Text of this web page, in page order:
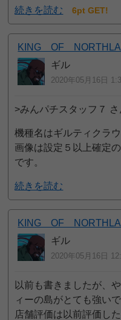
続きを読む 6pt GET!
KING OF
ギル
2020年05月16日
>みんパチスタッフ７ さ
機種名はギルティクラウ
画像は設定５以上確定
です。
続きを読む
KING OF
ギル
2020年05月16日
以前も書きましたが、
ィーの島がとても強いで
店舗評価は以前評価し